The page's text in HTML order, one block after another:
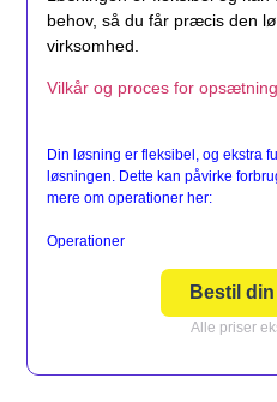
behov, så du får præcis den
virksomhed.
Vilkår og proces for opsætning
Din løsning er fleksibel, og ekstra
løsningen. Dette kan påvirke
mere om operationer her:
Operationer
Bestil
Alle priser